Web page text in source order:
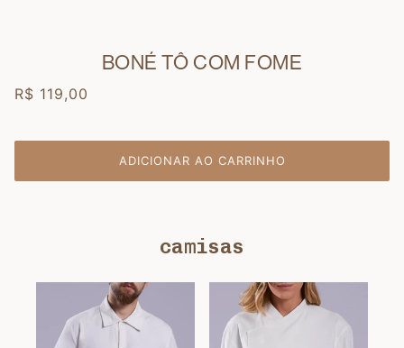
BONÉ TÔ COM FOME
R$ 119,00
ADICIONAR AO CARRINHO
camisas